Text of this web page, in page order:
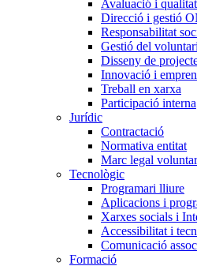
Avaluació i qualitat
Direcció i gestió
Responsabilitat
Gestió del
Disseny de
Innovació i
Treball en xarxa
Participació interna
Jurídic
Contractació
Normativa entitat
Marc legal
Tecnològic
Programari lliure
Aplicacions i
Xarxes socials i
Accessibilitat i
Comunicació
Formació